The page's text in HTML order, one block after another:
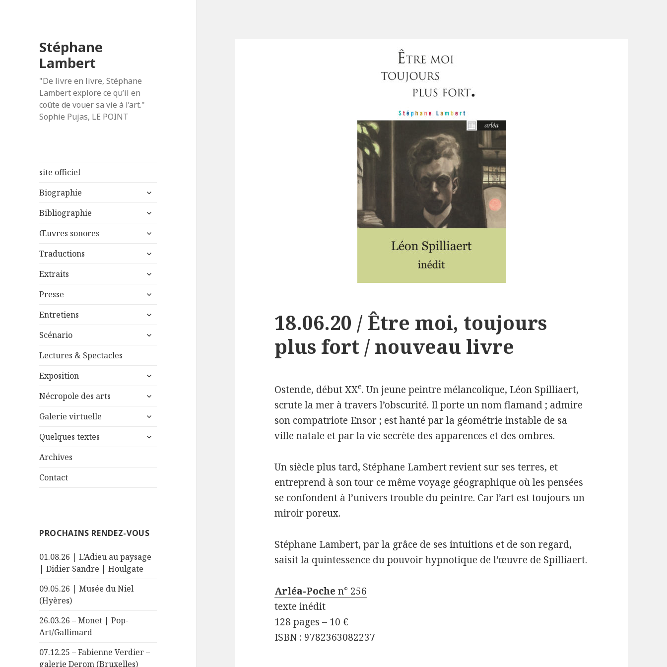
Stéphane
Lambert
"De livre en livre, Stéphane
Lambert explore ce qu’il en
coûte de vouer sa vie à l’art."
Sophie Pujas, LE POINT
site officiel
Biographie
ouvrir
sous-
Bibliographie
ouvrir
sous-
Œuvres sonores
ouvrir
sous-
Traductions
ouvrir
sous-
Extraits
ouvrir
sous-
Presse
ouvrir
sous-
Entretiens
ouvrir
sous-
Scénario
ouvrir
Lectures & Spectacles
Exposition
ouvrir
sous-
Nécropole des arts
ouvrir
sous-
Galerie virtuelle
ouvrir
sous-
Quelques textes
ouvrir
Archives
Contact
PROCHAINS RENDEZ-VOUS
01.08.26 | L’Adieu au paysage
| Didier Sandre | Houlgate
09.05.26 | Musée du Niel
(Hyères)
26.03.26 – Monet | Pop-
Art/Gallimard
07.12.25 – Fabienne Verdier –
galerie Derom (Bruxelles)
18.06.20 / Être moi, toujours
plus fort / nouveau livre
Ostende, début XXe. Un jeune peintre mélancolique, Léon Spilliaert,
scrute la mer à travers l’obscurité. Il porte un nom flamand ; admire
son compatriote Ensor ; est hanté par la géométrie instable de sa
ville natale et par la vie secrète des apparences et des ombres.
Un siècle plus tard, Stéphane Lambert revient sur ses terres, et
entreprend à son tour ce même voyage géographique où les pensées
se confondent à l’univers trouble du peintre. Car l’art est toujours un
miroir poreux.
Stéphane Lambert, par la grâce de ses intuitions et de son regard,
saisit la quintessence du pouvoir hypnotique de l’œuvre de Spilliaert.
Arléa-Poche n° 256
texte inédit
128 pages – 10 €
ISBN : 9782363082237